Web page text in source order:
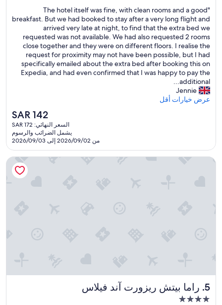
ر
ي
ة
،
"
3.0
نجوم
10،
رائع،
(180
تقييمًا)
"
T
h
e
h
o
t
e
l
i
t
a
a
n
"The hotel itself was fine, with clean rooms and a good
breakfast. But we had booked to stay after a very long flight and
arrived very late at night, to find that the extra bed we
requested was not available. We had also requested 2 rooms
close together and they were on different floors. I realise the
request for proximity may not have been possible, but I had
specifically emailed about the extra bed after booking this on
Expedia, and had even confirmed that I was happy to pay the
additional...
Jennie
عرض خيارات أقل
السعر
الحالي
هو
SAR
142
SAR 142
السعر النهائي: SAR 172
يشمل الضرائب والرسوم
من 2026/09/02 إلى 2026/09/03
5. راما بيتش ريزورت آند فيلاس
راما بيتش ريزورت آند فيلاس
مكان
راما بيتش ريزورت آند فيلاس